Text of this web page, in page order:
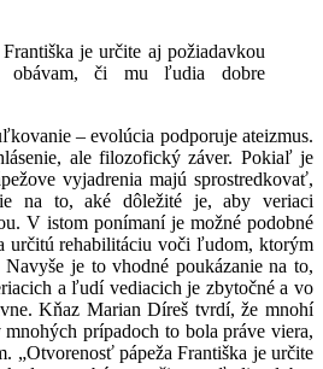
je určite aj požiadavkou
obávam, či mu ľudia dobre
– evolúcia podporuje ateizmus.
ale filozofický záver. Pokiaľ je
vyjadrenia majú sprostredkovať,
na to, aké dôležité je, aby veriaci
V istom ponímaní je možné podobné
určitú rehabilitáciu voči ľudom, ktorým
je to vhodné poukázanie na to,
a ľudí vediacich je zbytočné a vo
Kňaz Marian Díreš tvrdí, že mnohí
prípadoch to bola práve viera,
„Otvorenosť pápeža Františka je určite